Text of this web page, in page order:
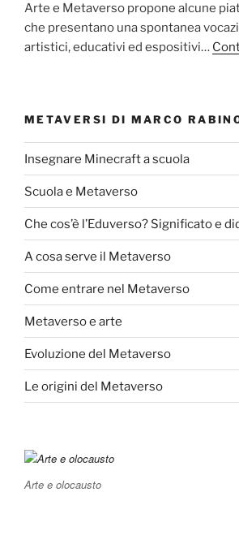
Arte e Metaverso propone alcune
che presentano una spontanea
artistici, educativi ed espositivi…
METAVERSI DI MARCO
Insegnare Minecraft a scuola
Scuola e Metaverso
Che cos’è l’Eduverso? Significato e
A cosa serve il Metaverso
Come entrare nel Metaverso
Metaverso e arte
Evoluzione del Metaverso
Le origini del Metaverso
Arte e olocausto